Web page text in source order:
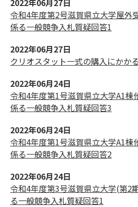
2022年06月27日
令和4年度第2号滋賀県立大学屋外
係る一般競争入札質疑回答1
2022年06月27日
クリオスタット一式の購入にかか
2022年06月24日
令和4年度第1号滋賀県立大学A1棟
係る一般競争入札質疑回答3
2022年06月24日
令和4年度第1号滋賀県立大学A1棟
係る一般競争入札質疑回答2
2022年06月24日
令和4年度第3号滋賀県立大学(第2
る一般競争入札質疑回答1